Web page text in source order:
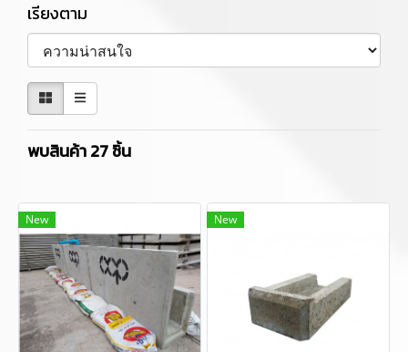
เรียงตาม
พบสินค้า 27 ชิ้น
New New